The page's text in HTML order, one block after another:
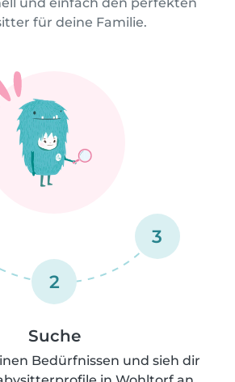
für deine Familie.
2
3
Suche
Bedürfnissen und sieh dir